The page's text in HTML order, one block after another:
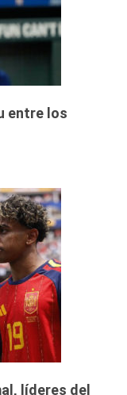
entre los
líderes del